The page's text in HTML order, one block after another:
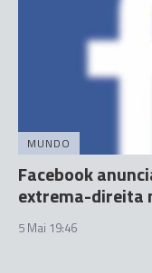
MUNDO
Facebook
extrema-direita
5 Mai 19:46